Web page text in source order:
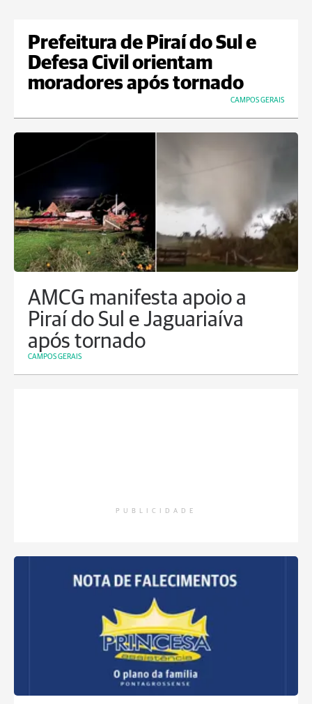
Prefeitura de Piraí do Sul e
Defesa Civil orientam
moradores após tornado
CAMPOS GERAIS
AMCG manifesta apoio a
Piraí do Sul e Jaguariaíva
após tornado
CAMPOS GERAIS
PUBLICIDADE